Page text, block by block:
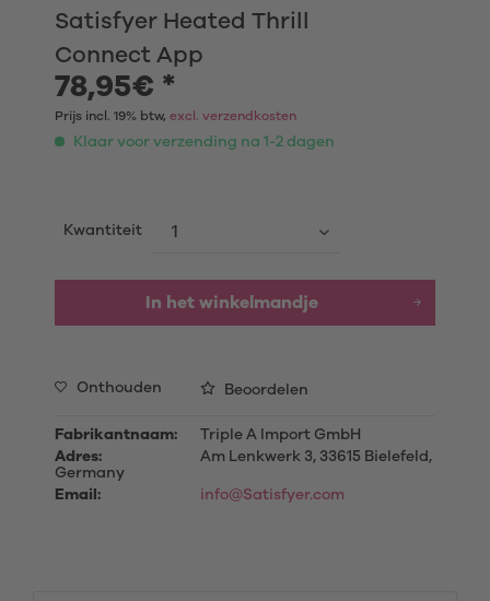
Satisfyer Heated Thrill
Connect App
78,95€ *
Prijs incl. 19% btw, excl. verzendkosten
Klaar voor verzending na 1-2 dagen
Kwantiteit
In het winkelmandje
Onthouden Beoordelen
Fabrikantnaam:
Triple A Import GmbH
Adres:
Am Lenkwerk 3, 33615 Bielefeld,
Germany
Email:
info@Satisfyer.com